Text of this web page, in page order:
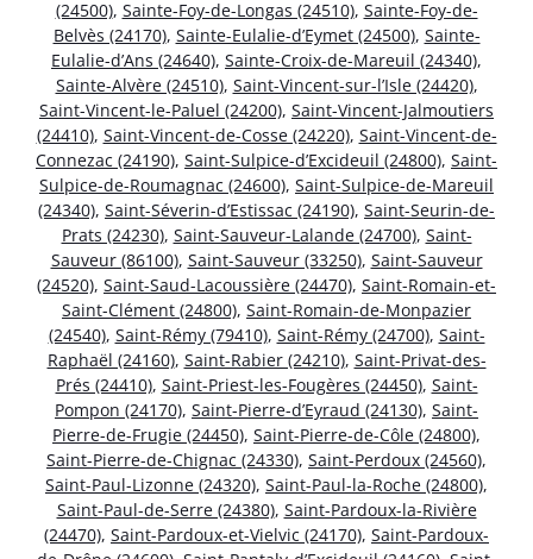
(24500), Sainte-Foy-de-Longas (24510), Sainte-Foy-de-
Belvès (24170), Sainte-Eulalie-d’Eymet (24500), Sainte-
Eulalie-d’Ans (24640), Sainte-Croix-de-Mareuil (24340),
Sainte-Alvère (24510), Saint-Vincent-sur-l’Isle (24420),
Saint-Vincent-le-Paluel (24200), Saint-Vincent-Jalmoutiers
(24410), Saint-Vincent-de-Cosse (24220), Saint-Vincent-de-
Connezac (24190), Saint-Sulpice-d’Excideuil (24800), Saint-
Sulpice-de-Roumagnac (24600), Saint-Sulpice-de-Mareuil
(24340), Saint-Séverin-d’Estissac (24190), Saint-Seurin-de-
Prats (24230), Saint-Sauveur-Lalande (24700), Saint-
Sauveur (86100), Saint-Sauveur (33250), Saint-Sauveur
(24520), Saint-Saud-Lacoussière (24470), Saint-Romain-et-
Saint-Clément (24800), Saint-Romain-de-Monpazier
(24540), Saint-Rémy (79410), Saint-Rémy (24700), Saint-
Raphaël (24160), Saint-Rabier (24210), Saint-Privat-des-
Prés (24410), Saint-Priest-les-Fougères (24450), Saint-
Pompon (24170), Saint-Pierre-d’Eyraud (24130), Saint-
Pierre-de-Frugie (24450), Saint-Pierre-de-Côle (24800),
Saint-Pierre-de-Chignac (24330), Saint-Perdoux (24560),
Saint-Paul-Lizonne (24320), Saint-Paul-la-Roche (24800),
Saint-Paul-de-Serre (24380), Saint-Pardoux-la-Rivière
(24470), Saint-Pardoux-et-Vielvic (24170), Saint-Pardoux-